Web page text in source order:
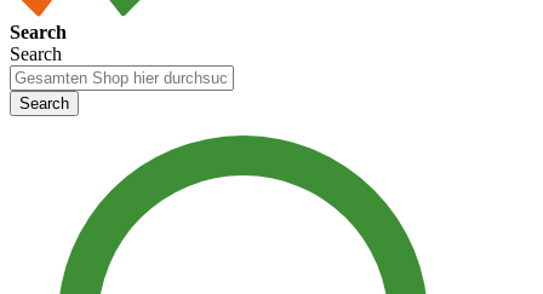
Search
Search
Search